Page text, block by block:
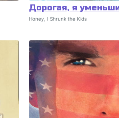
Дорогая, я
Honey, I Shrunk the Kids